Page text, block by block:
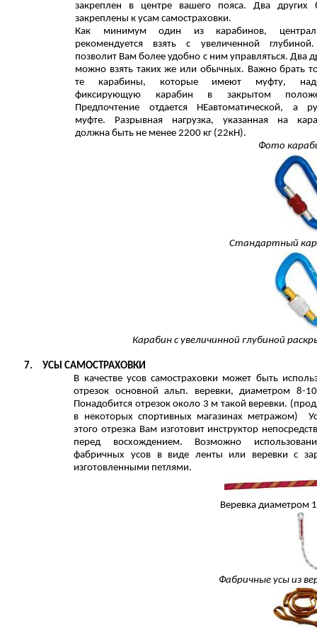
закреплен в центре вашего пояса. Два других
закреплены к усам самостраховки.
Как минимум один из карабинов,
рекомендуется взять с увеличенной
позволит Вам более удобно с ним управляться. Два
можно взять таких же или обычных. Важно брать
те карабины, которые имеют муфту,
фиксирующую карабин в закрытом
Предпочтение отдается НЕавтоматической, а
муфте. Разрывная нагрузка, указанная на
должна быть не менее 2200 кг (22кН).
Фото
Стандартный
Карабин с увеличинной глубиной
7.
УСЫ САМОСТРАХОВКИ
В качестве усов самостраховки может быть
отрезок основной альп. веревки, диаметром 8-
Понадобится отрезок около 3 м такой веревки.
в некоторых спортивных магазинах метражом)
этого отрезка Вам изготовит инструктор
перед восхождением. Возможно
фабричных усов в виде ленты или веревки с
изготовленными петлями.
Веревка диаметром
Фабричные усы из